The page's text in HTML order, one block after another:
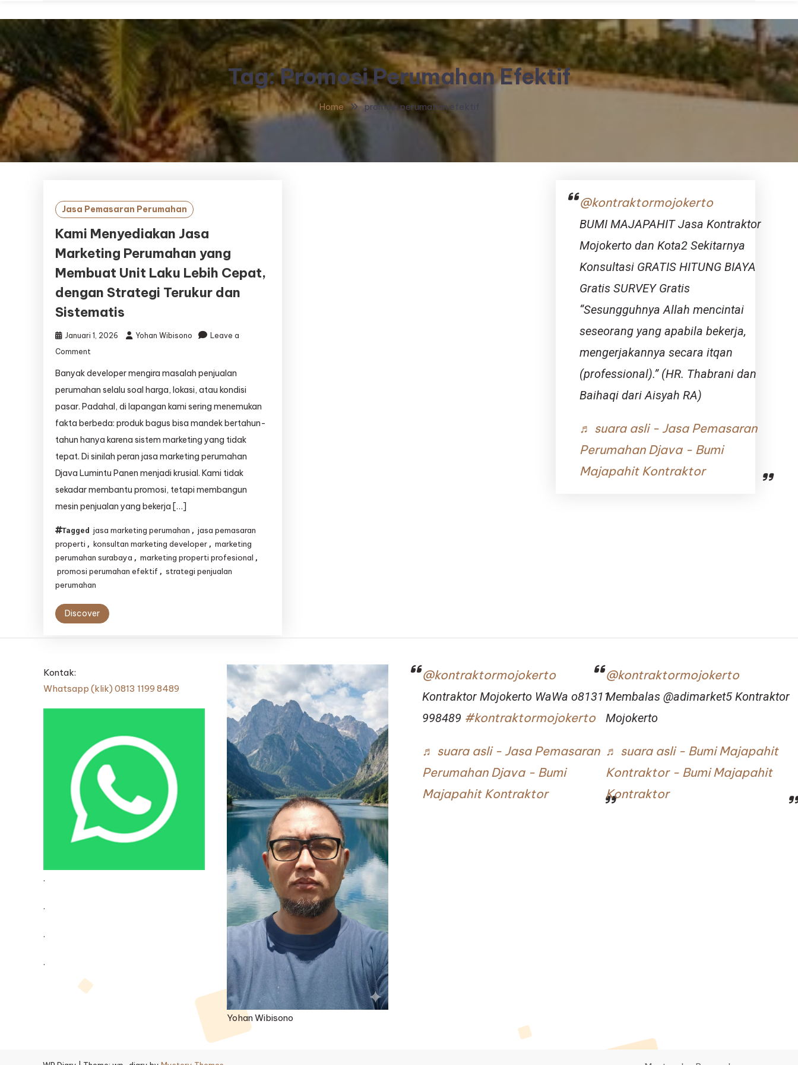
Tag:Promosi Perumahan Efektif
Home promosi perumahan efektif
Jasa Pemasaran Perumahan
Kami Menyediakan Jasa
Marketing Perumahan yang
Membuat Unit Laku Lebih Cepat,
dengan Strategi Terukur dan
Sistematis
Januari 1, 2026 Yohan Wibisono
Leave a
Comment
Menyediakan
Jasa
Perumahan
yang
Membuat
Laku
Lebih
Cepat,
Strategi
dan
Sistematis
Banyak developer mengira masalah penjualan
perumahan selalu soal harga, lokasi, atau kondisi
pasar. Padahal, di lapangan kami sering menemukan
fakta berbeda: produk bagus bisa mandek bertahun-
tahun hanya karena sistem marketing yang tidak
tepat. Di sinilah peran jasa marketing perumahan
Djava Lumintu Panen menjadi krusial. Kami tidak
sekadar membantu promosi, tetapi membangun
mesin penjualan yang bekerja […]
Tagged jasa marketing perumahan , jasa pemasaran
properti , konsultan marketing developer , marketing
perumahan surabaya , marketing properti profesional ,
promosi perumahan efektif , strategi penjualan
perumahan
Discover
@kontraktormojokerto
BUMI MAJAPAHIT Jasa Kontraktor
Mojokerto dan Kota2 Sekitarnya
Konsultasi GRATIS HITUNG BIAYA
Gratis SURVEY Gratis
“Sesungguhnya Allah mencintai
seseorang yang apabila bekerja,
mengerjakannya secara itqan
(professional).” (HR. Thabrani dan
Baihaqi dari Aisyah RA)
♬ suara asli - Jasa Pemasaran
Perumahan Djava - Bumi
Majapahit Kontraktor
Kontak:
Whatsapp (klik) 0813 1199 8489
.
.
.
.
Yohan Wibisono
@kontraktormojokerto
Kontraktor Mojokerto WaWa o81311
998489 #kontraktormojokerto
♬ suara asli - Jasa Pemasaran
Perumahan Djava - Bumi
Majapahit Kontraktor
@kontraktormojokerto
Membalas @adimarket5 Kontraktor
Mojokerto
♬ suara asli - Bumi Majapahit
Kontraktor - Bumi Majapahit
Kontraktor